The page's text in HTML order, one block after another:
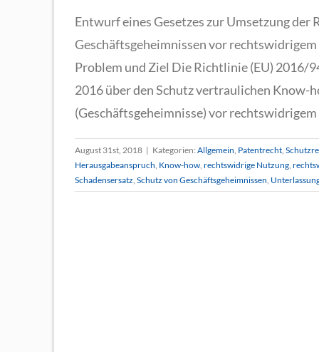
Entwurf eines Gesetzes zur Umsetzung
Geschäftsgeheimnissen vor
Problem und Ziel Die Richtlinie (EU) 2016/
2016 über den Schutz vertraulichen
(Geschäftsgeheimnisse) vor rechtswidrigem
August 31st, 2018 | Kategorien: Allgemein, Patentrecht,
Herausgabeanspruch, Know-how, rechtswidrige Nutzung,
Schadensersatz, Schutz von Geschäftsgeheimnissen,